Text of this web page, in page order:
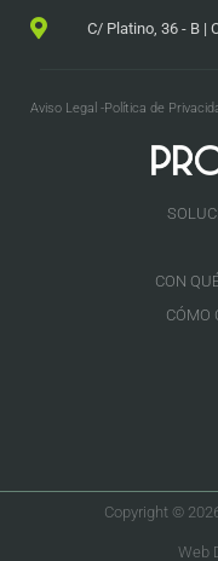
C/ Platino, 36 - B |
Aviso Legal -Política de
CON
CÓMO
Copyright ©
Web